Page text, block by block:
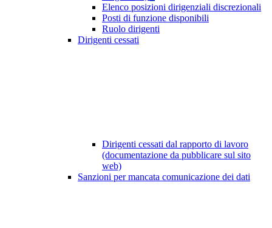
Elenco posizioni dirigenziali discrezionali
Posti di funzione disponibili
Ruolo dirigenti
Dirigenti cessati
Dirigenti cessati dal rapporto di lavoro
(documentazione da pubblicare sul sito
web)
Sanzioni per mancata comunicazione dei dati